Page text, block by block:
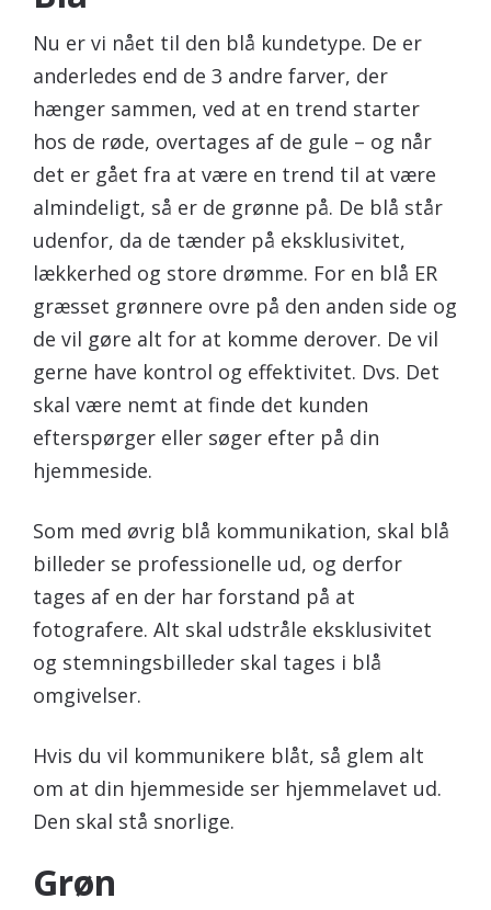
Nu er vi nået til den blå kundetype. De er
anderledes end de 3 andre farver, der
hænger sammen, ved at en trend starter
hos de røde, overtages af de gule – og når
det er gået fra at være en trend til at være
almindeligt, så er de grønne på. De blå står
udenfor, da de tænder på eksklusivitet,
lækkerhed og store drømme. For en blå ER
græsset grønnere ovre på den anden side og
de vil gøre alt for at komme derover. De vil
gerne have kontrol og effektivitet. Dvs. Det
skal være nemt at finde det kunden
efterspørger eller søger efter på din
hjemmeside.
Som med øvrig blå kommunikation, skal blå
billeder se professionelle ud, og derfor
tages af en der har forstand på at
fotografere. Alt skal udstråle eksklusivitet
og stemningsbilleder skal tages i blå
omgivelser.
Hvis du vil kommunikere blåt, så glem alt
om at din hjemmeside ser hjemmelavet ud.
Den skal stå snorlige.
Grøn